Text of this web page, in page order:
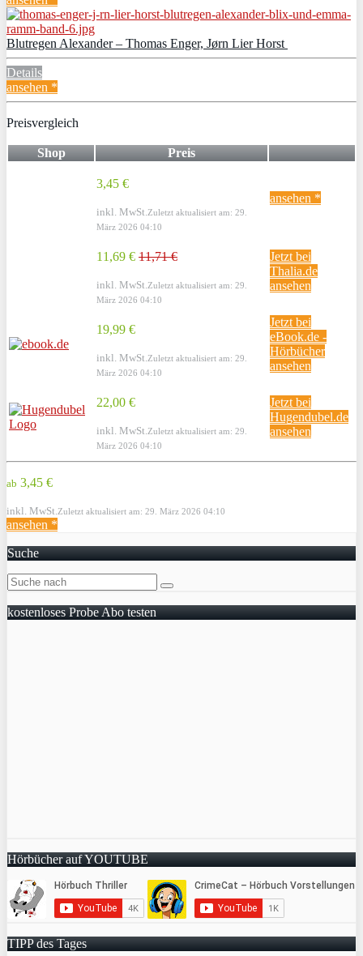
Blutregen Alexander – Thomas Enger, Jørn Lier Horst
Details
ansehen *
Preisvergleich
Shop Preis
3,45 €
inkl. MwSt. Zuletzt aktualisiert am: 29.
März 2026 04:10
ansehen *
11,69 € 11,71 €
inkl. MwSt. Zuletzt aktualisiert am: 29.
März 2026 04:10
Jetzt bei
Thalia.de
ansehen
19,99 €
inkl. MwSt. Zuletzt aktualisiert am: 29.
März 2026 04:10
Jetzt bei
eBook.de -
Hörbücher
ansehen
22,00 €
inkl. MwSt. Zuletzt aktualisiert am: 29.
März 2026 04:10
Jetzt bei
Hugendubel.de
ansehen
ab 3,45 €
inkl. MwSt. Zuletzt aktualisiert am: 29. März 2026 04:10
ansehen *
Suche
kostenloses Probe Abo testen
Hörbücher auf YOUTUBE
TIPP des Tages